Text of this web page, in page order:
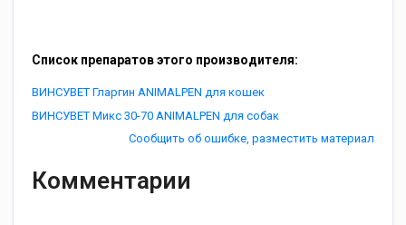
Список препаратов этого производителя:
ВИНСУВЕТ Гларгин ANIMALPEN для кошек
ВИНСУВЕТ Микс 30-70 ANIMALPEN для собак
Сообщить об ошибке, разместить материал
Комментарии